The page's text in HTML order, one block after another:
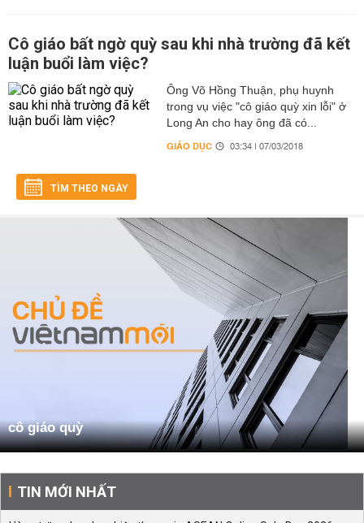
Cô giáo bất ngờ quỳ sau khi nhà trường đã kết
luận buổi làm việc?
Ông Võ Hồng Thuận, phụ huynh
trong vụ việc "cô giáo quỳ xin lỗi" ở
Long An cho hay ông đã có...
GIÁO DỤC 03:34 | 07/03/2018
TÌM THEO NGÀY
cô giáo quỳ
TIN MỚI NHẤT